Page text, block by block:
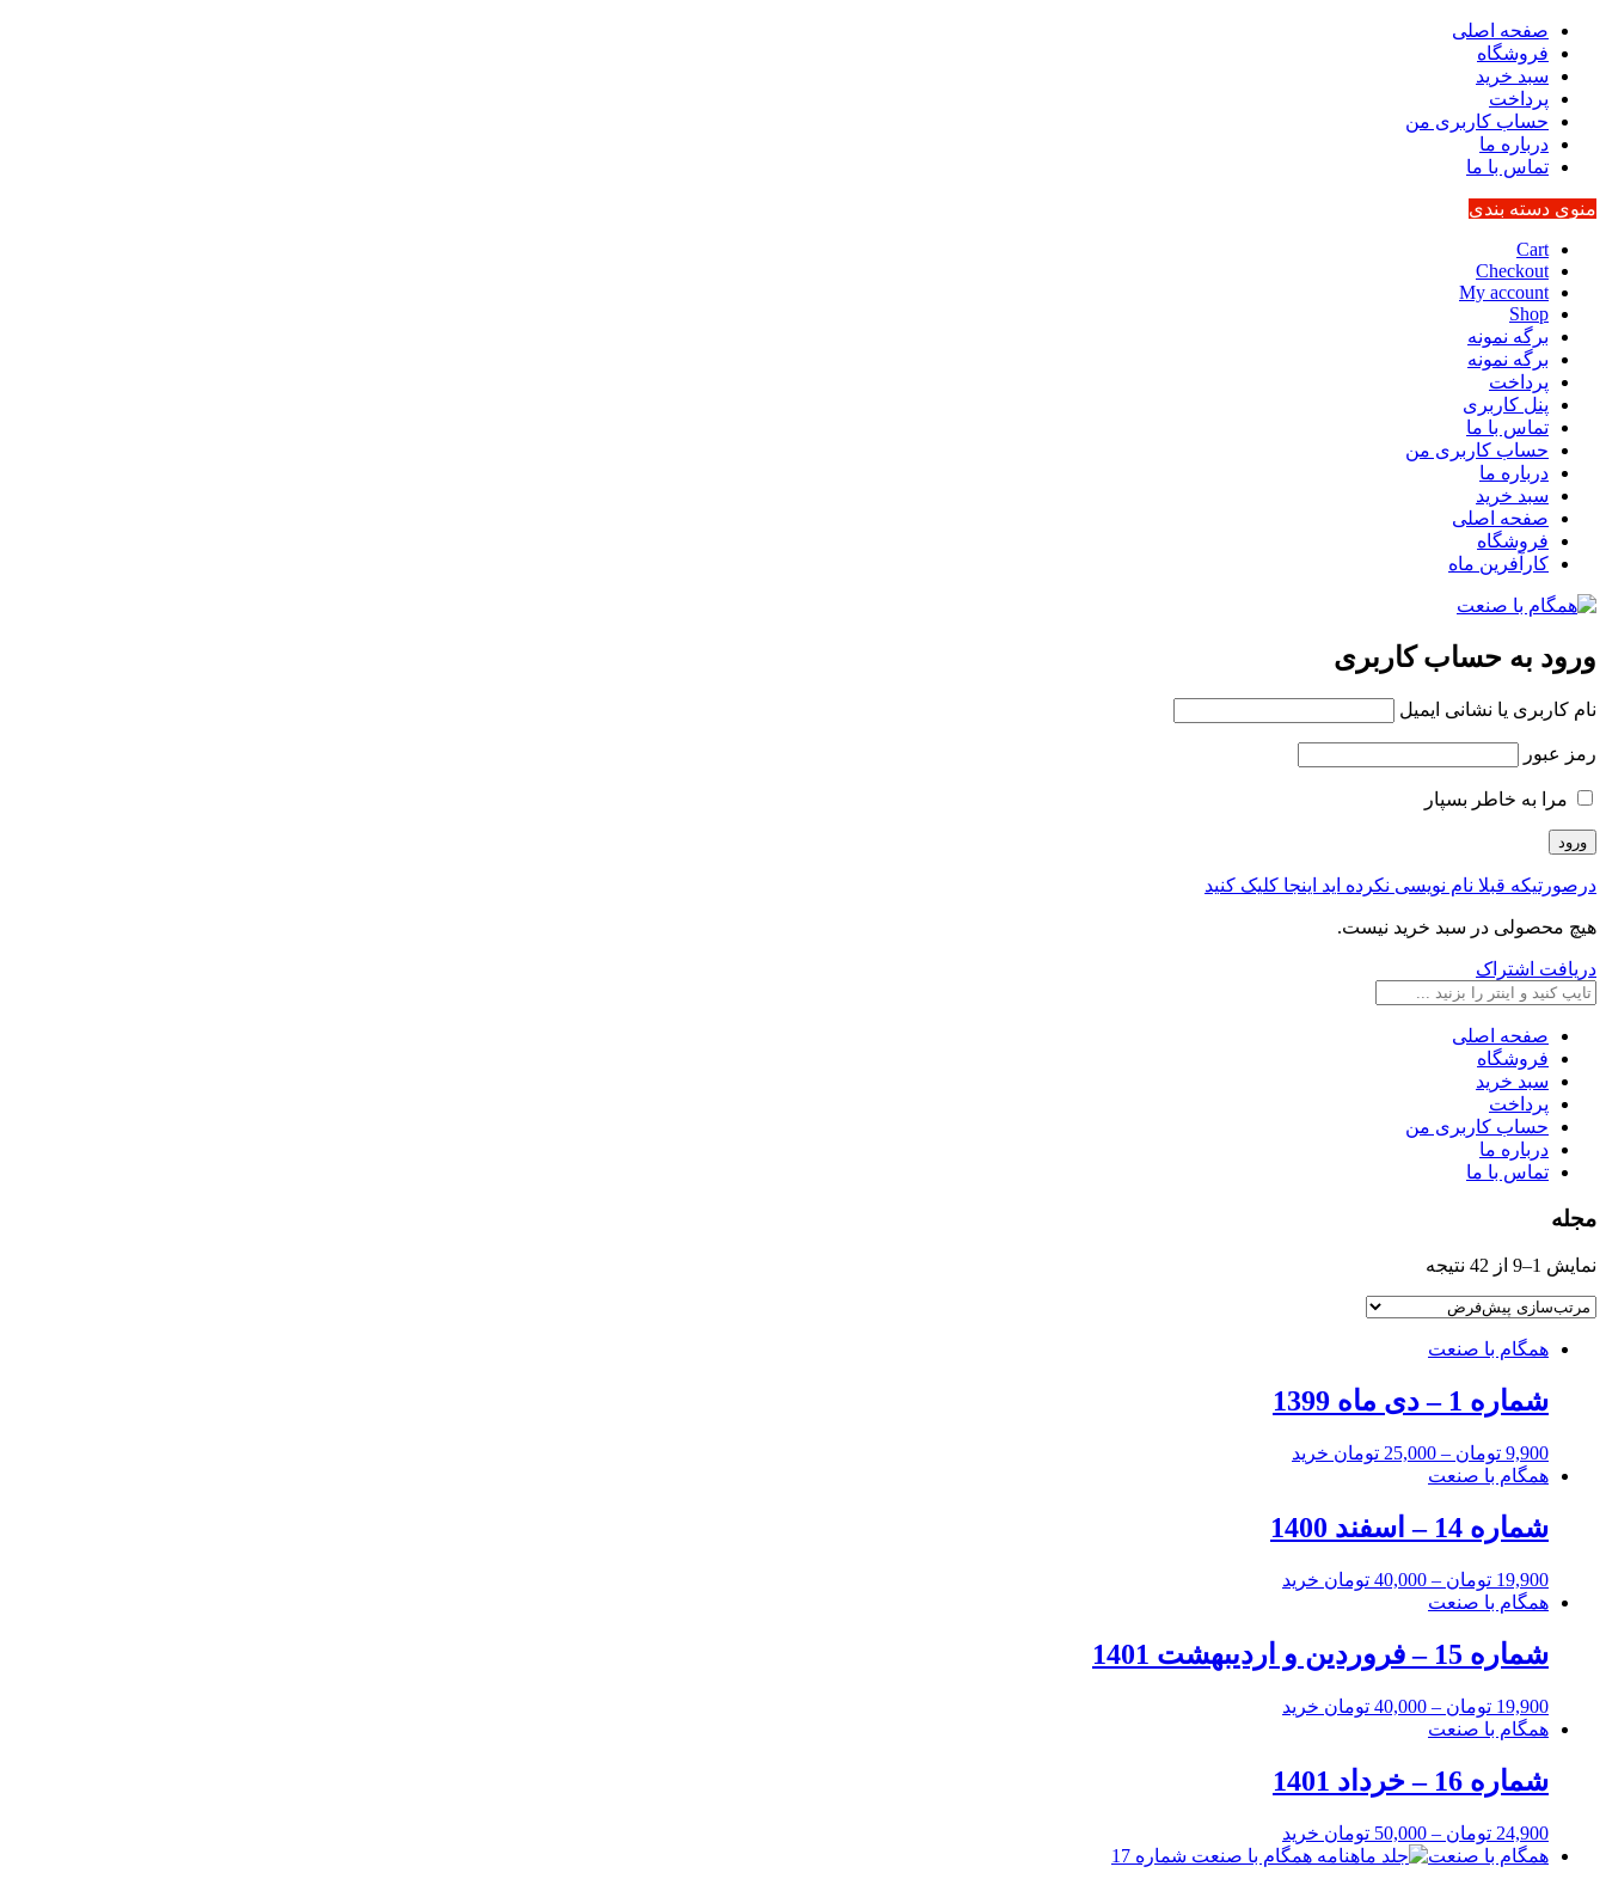
صفحه اصلی
فروشگاه
سبد خرید
پرداخت
حساب کاربری من
درباره ما
تماس با ما
منوی دسته بندی
Cart
Checkout
My account
Shop
برگه نمونه
برگه نمونه
پرداخت
پنل کاربری
تماس با ما
حساب کاربری من
درباره ما
سبد خرید
صفحه اصلی
فروشگاه
کارآفرین ماه
ورود به حساب کاربری
نام کاربری یا نشانی ایمیل
رمز عبور
مرا به خاطر بسپار
درصورتیکه قبلا نام نویسی نکرده اید اینجا کلیک کنید
هیچ محصولی در سبد خرید نیست.
دریافت اشتراک
صفحه اصلی
فروشگاه
سبد خرید
پرداخت
حساب کاربری من
درباره ما
تماس با ما
مجله
نمایش 1–9 از 42 نتیجه
همگام با صنعت
شماره 1 – دی ماه 1399
9,900 تومان –
25,000 تومان خرید
همگام با صنعت
شماره 14 – اسفند 1400
19,900 تومان –
40,000 تومان خرید
همگام با صنعت
شماره 15 – فروردین و اردیبهشت 1401
19,900 تومان –
40,000 تومان خرید
همگام با صنعت
شماره 16 – خرداد 1401
24,900 تومان –
50,000 تومان خرید
همگام با صنعت